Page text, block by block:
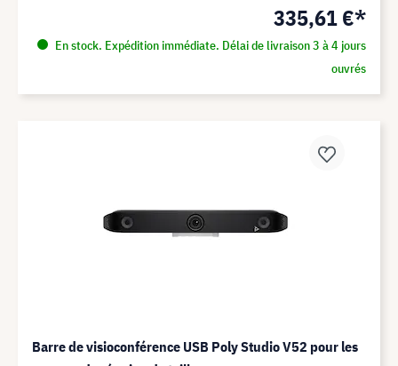
335,61 €*
En stock. Expédition immédiate. Délai de livraison 3 à 4 jours
ouvrés
Barre de visioconférence USB Poly Studio V52 pour les